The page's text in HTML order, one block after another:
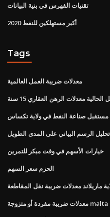
تقنيات الفهرس في بنية البيانات
أكبر مستهلكين للنفط 2020
Tags
معدلات ضريبة العمل العالمية
معدلات الرهن العقاري 15 سنة
مستقبل صناعة النفط في ولاية تكساس
تحليل الرسم البياني على المدى الطويل
خيارات الأسهم في وقت مبكر للتمرين
الحزم سعر السهم
ماريلاند معدلات ضريبة نقل المقاطعة
معدلات ضريبة مفردة أو متزوجة malta